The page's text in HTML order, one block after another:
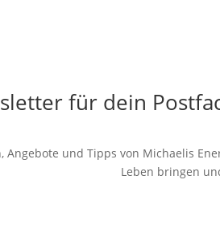
für dein
Angebote und Tipps von Michaelis
Leben bringen